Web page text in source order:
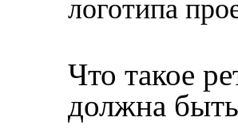
логотипа
Что такое
должна